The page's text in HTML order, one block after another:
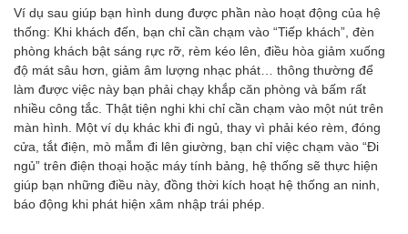
Ví dụ sau giúp bạn hình dung được phần nào hoạt động của hệ
thống: Khi khách đến, bạn chỉ cần chạm vào “Tiếp khách”, đèn
phòng khách bật sáng rực rỡ, rèm kéo lên, điều hòa giảm xuống
độ mát sâu hơn, giảm âm lượng nhạc phát… thông thường để
làm được việc này bạn phải chạy khắp căn phòng và bấm rất
nhiều công tắc. Thật tiện nghi khi chỉ cần chạm vào một nút trên
màn hình. Một ví dụ khác khi đi ngủ, thay vì phải kéo rèm, đóng
cửa, tắt điện, mò mẫm đi lên giường, bạn chỉ việc chạm vào “Đi
ngủ” trên điện thoại hoặc máy tính bảng, hệ thống sẽ thực hiện
giúp bạn những điều này, đồng thời kích hoạt hệ thống an ninh,
báo động khi phát hiện xâm nhập trái phép.